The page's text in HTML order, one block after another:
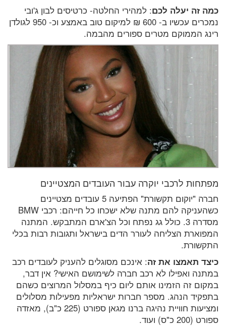
כמה זה יעלה לכם: למהירי החלטה- כרטיסים לבון ג'ובי
נמכרים עכשיו ב- 600 ₪ למיקום טוב באמצע וכ- 950 לגולדן
רינג הממוקם מטרים ספורים מהבמה.
מפתחות לרכבי יוקרה עבור העובדים המצטיינים
חברה "יוקום תקשורת" הפתיעה 5 עובדים מצטיינים
כשהעניקה להם מתנה שלא ישכחו כל חייהם: רכבי BMW
מסדרה 3. כולל גג נפתח וכל הצ'ארם המתבקש. המתנה
המפוארת הצליחה לעורר הדים בישראל ותגובות רבות בכלי
התקשורת.
כיצד תאמצו את זה: אינכם מסוגלים להעניק לעובדים רכב
במתנה ואפילו לא רכב חברה לשימושם האישי? אין דבר,
במקום זה הזמינו אותם ליום כיף במסלול המרוצים כשהם
בתפקיד הנהג. מספר חברות ישראליות מפעילות מסלולים
ומציעות חוויית נהיגה ברנו מגאן ספורט (225 כ"ב), מאזדה
ספורט (200 כ"ס) ועוד.